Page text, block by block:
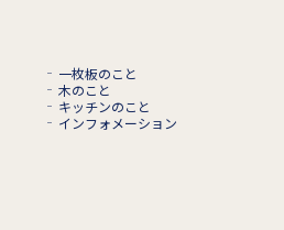
一枚板のこと
木のこと
キッチンのこと
インフォメーション